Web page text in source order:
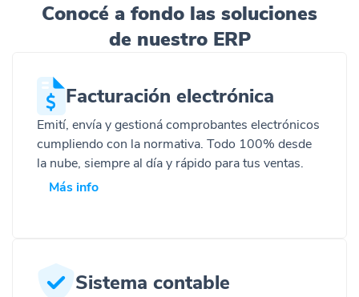
Conocé a fondo las soluciones
de nuestro ERP
Facturación electrónica
Emití, envía ygestionácomprobantes electrónicos
cumpliendo con la normativa. Todo 100% desde
la nube, siempre al día y rápido para tus ventas.
Más info
Sistema contable